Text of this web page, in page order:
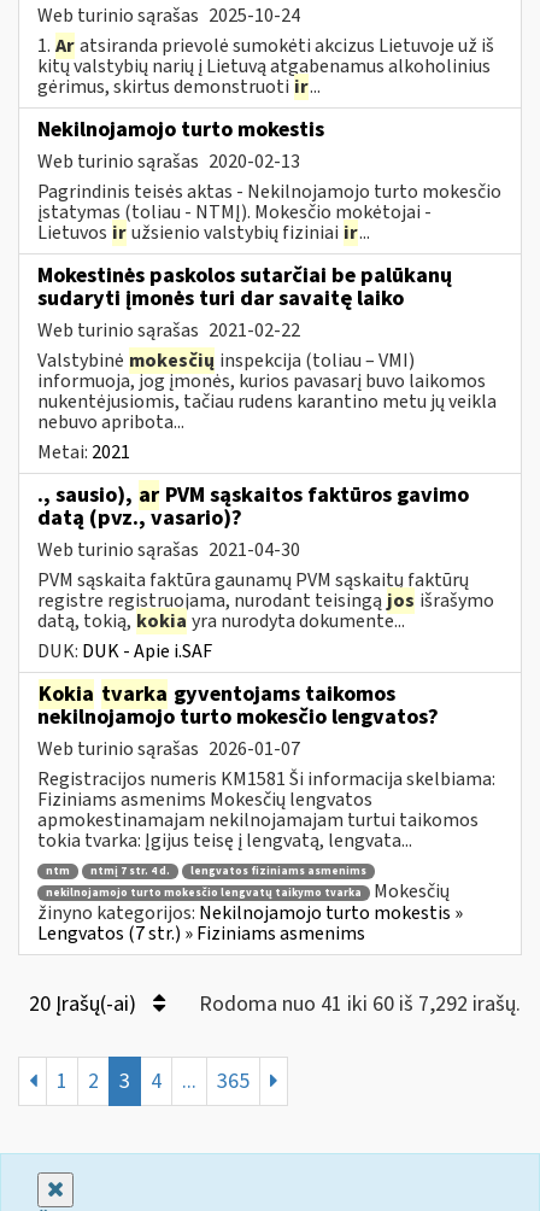
Web turinio sąrašas 2025-10-24
1. Aratsiranda prievolė sumokėti akcizus Lietuvoje už iš
kitų valstybių narių į Lietuvą atgabenamus alkoholinius
gėrimus, skirtus demonstruoti ir...
Nekilnojamojo turto mokestis
Web turinio sąrašas 2020-02-13
Pagrindinis teisės aktas - Nekilnojamojo turto mokesčio
įstatymas (toliau - NTMĮ). Mokesčio mokėtojai -
Lietuvos iružsienio valstybių fiziniai ir...
Mokestinės paskolos sutarčiai be palūkanų
sudaryti įmonės turi dar savaitę laiko
Web turinio sąrašas 2021-02-22
Valstybinė mokesčių inspekcija (toliau – VMI)
informuoja, jog įmonės, kurios pavasarį buvo laikomos
nukentėjusiomis, tačiau rudens karantino metu jų veikla
nebuvo apribota...
Metai: 2021
., sausio), ar PVM sąskaitos faktūros gavimo
datą (pvz., vasario)?
Web turinio sąrašas 2021-04-30
PVM sąskaita faktūra gaunamų PVM sąskaitų faktūrų
registre registruojama, nurodant teisingą jos išrašymo
datą, tokią, kokia yra nurodyta dokumente...
DUK: DUK - Apie i.SAF
Kokia tvarka gyventojams taikomos
nekilnojamojo turto mokesčio lengvatos?
Web turinio sąrašas 2026-01-07
Registracijos numeris KM1581 Ši informacija skelbiama:
Fiziniams asmenims Mokesčių lengvatos
apmokestinamajam nekilnojamajam turtui taikomos
tokia tvarka: Įgijus teisę į lengvatą, lengvata...
ntm ntmį 7 str. 4 d.
lengvatos fiziniams asmenims
nekilnojamojo turto mokesčio lengvatų taikymo tvarka
Mokesčių
žinyno kategorijos: Nekilnojamojo turto mokestis »
Lengvatos (7 str.) » Fiziniams asmenims
20 Įrašų(-ai) Rodoma nuo 41 iki 60 iš 7,292 irašų.
1 2 3 4 ... 365